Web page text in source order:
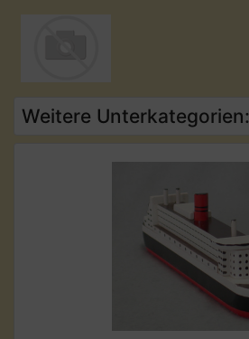
Weitere Unterkategorien: